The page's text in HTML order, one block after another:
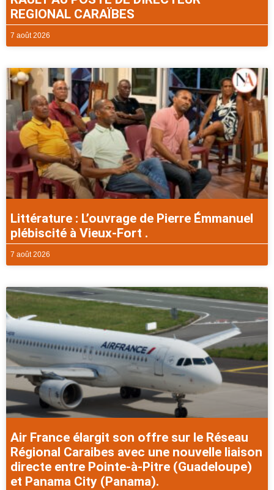
REGIONAL CARAÏBES
7 août 2026
Littérature : L’ouvrage de Pierre Émmanuel
plébiscité à Vieux-Fort .
7 août 2026
Air France élargit son offre sur le Réseau
Régional Caraibes avec une nouvelle liaison
directe entre Pointe-à-Pitre (Guadeloupe)
et Panama City (Panama).